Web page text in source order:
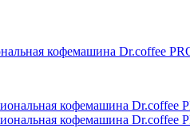
кофемашина Dr.coffee